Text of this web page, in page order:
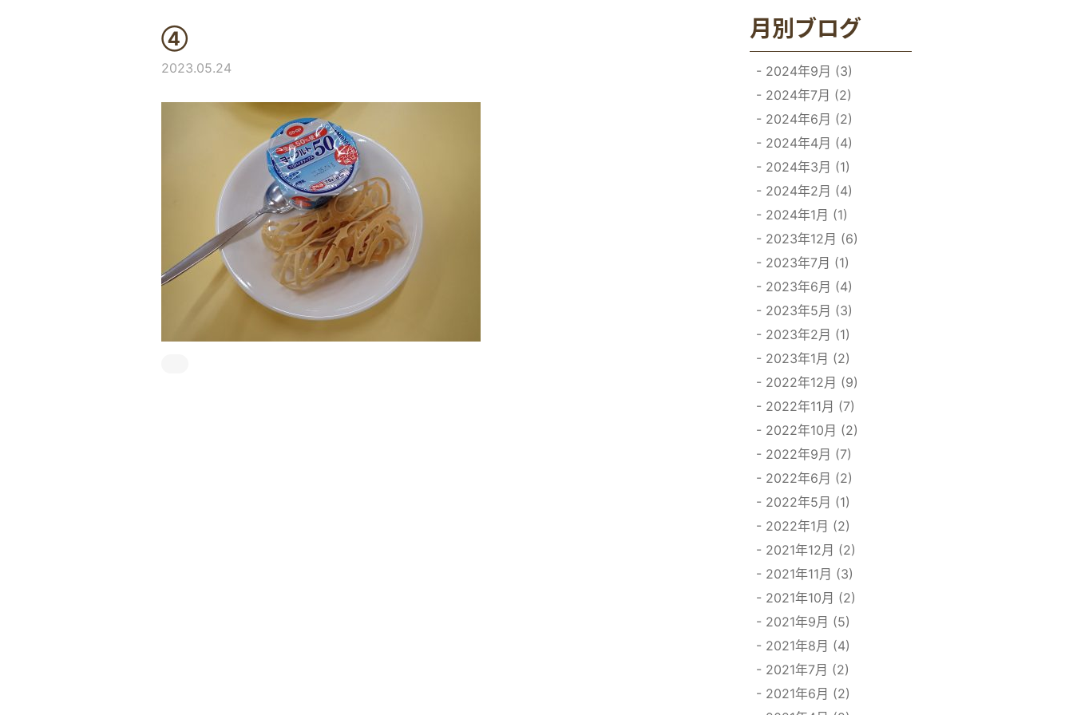
④
2023.05.24
月別ブログ
2024年9月 (3)
2024年7月 (2)
2024年6月 (2)
2024年4月 (4)
2024年3月 (1)
2024年2月 (4)
2024年1月 (1)
2023年12月 (6)
2023年7月 (1)
2023年6月 (4)
2023年5月 (3)
2023年2月 (1)
2023年1月 (2)
2022年12月 (9)
2022年11月 (7)
2022年10月 (2)
2022年9月 (7)
2022年6月 (2)
2022年5月 (1)
2022年1月 (2)
2021年12月 (2)
2021年11月 (3)
2021年10月 (2)
2021年9月 (5)
2021年8月 (4)
2021年7月 (2)
2021年6月 (2)